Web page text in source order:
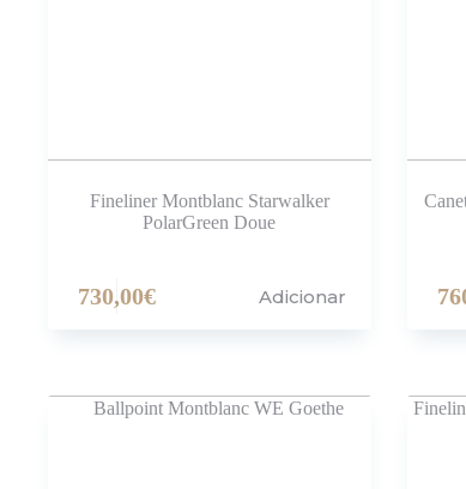
Fineliner Montblanc Starwalker
PolarGreen Doue
730,00€ Adicionar